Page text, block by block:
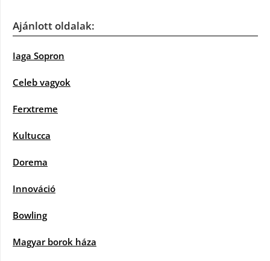
Ajánlott oldalak:
Iaga Sopron
Celeb vagyok
Ferxtreme
Kultucca
Dorema
Innováció
Bowling
Magyar borok háza